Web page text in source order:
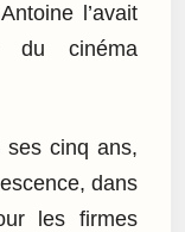
l’avait
du cinéma
ses cinq ans,
dans
les firmes